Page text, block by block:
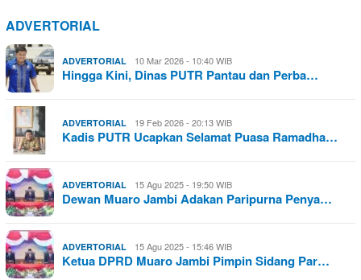
ADVERTORIAL
ADVERTORIAL 10 Mar 2026 - 10:40 WIB
Hingga Kini, Dinas PUTR Pantau dan Perba…
ADVERTORIAL 19 Feb 2026 - 20:13 WIB
Kadis PUTR Ucapkan Selamat Puasa Ramadha…
ADVERTORIAL 15 Agu 2025 - 19:50 WIB
Dewan Muaro Jambi Adakan Paripurna Penya…
ADVERTORIAL 15 Agu 2025 - 15:46 WIB
Ketua DPRD Muaro Jambi Pimpin Sidang Par…